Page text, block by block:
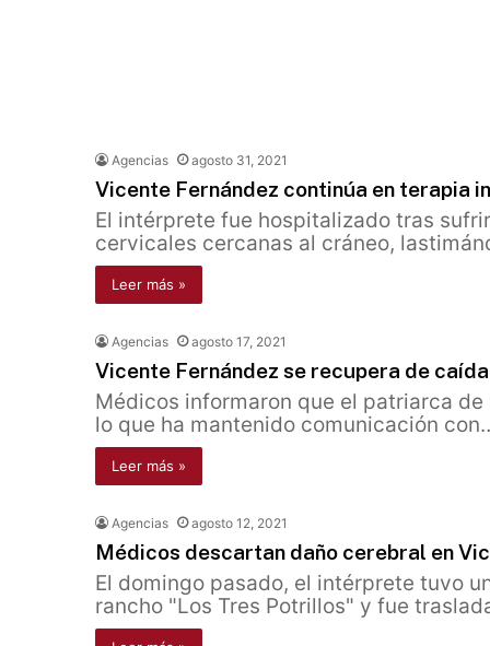
Agencias agosto 31, 2021
Vicente Fernández continúa en terapia
El intérprete fue hospitalizado tras
cervicales cercanas al cráneo,
Leer más »
Agencias agosto 17, 2021
Vicente Fernández se recupera de
Médicos informaron que el patriarca
lo que ha mantenido comunicación
Leer más »
Agencias agosto 12, 2021
Médicos descartan daño cerebral en
El domingo pasado, el intérprete tuvo
rancho "Los Tres Potrillos" y fue